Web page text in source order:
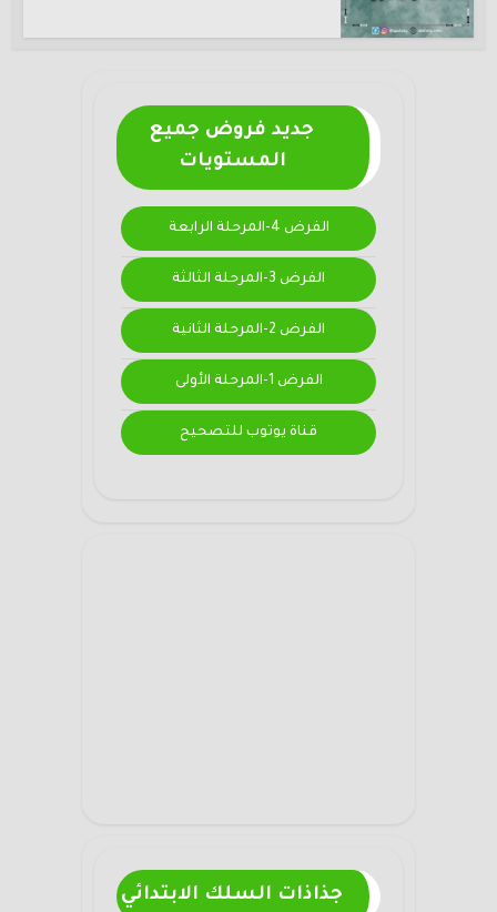
جديد فروض جميع
المستويات
الفرض 4-المرحلة الرابعة
الفرض 3-المرحلة الثالثة
الفرض 2-المرحلة الثانية
الفرض 1-المرحلة الأولى
قناة يوتوب للتصحيح
جذاذات السلك الابتدائي